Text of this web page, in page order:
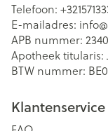
Telefoon:
E-mailadres: info@
APB nummer:
Apotheek titularis:
BTW nummer:
Klantenservice